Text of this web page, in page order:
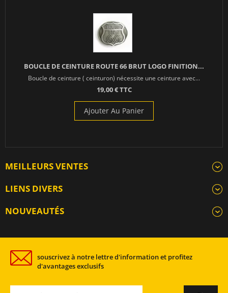
BOUCLE DE CEINTURE ROUTE 66 BRUT LOGO FINITION...
Boucle de ceinture ( ceinturon) nécessite une ceinture avec...
19,00 € TTC
Ajouter Au Panier
MEILLEURS VENTES
LIENS DIVERS
NOUVEAUTÉS
souscrivez à notre lettre d'information et profitez
d'avantages exclusifs